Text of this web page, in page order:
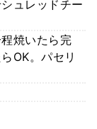
ュレッドチー
焼いたら完
OK。パセリ